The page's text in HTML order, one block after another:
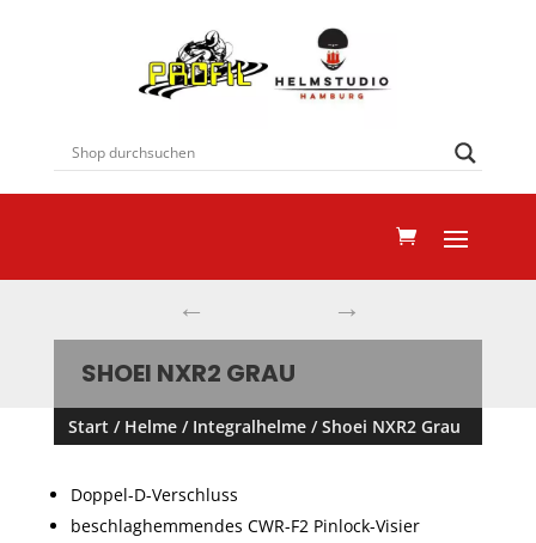
← →
SHOEI NXR2 GRAU
Start / Helme/ Integralhelme/ Shoei NXR2 Grau
Doppel-D-Verschluss
beschlaghemmendes CWR-F2 Pinlock-Visier